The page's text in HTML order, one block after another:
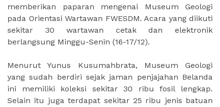
memberikan paparan mengenai Museum Geologi
pada Orientasi Wartawan FWESDM. Acara yang diikuti
sekitar 30 wartawan cetak dan elektronik
berlangsung Minggu-Senin (16-17/12).
Menurut Yunus Kusumahbrata, Museum Geologi
yang sudah berdiri sejak jaman penjajahan Belanda
ini memiliki koleksi sekitar 30 ribu fosil lengkap.
Selain itu juga terdapat sekitar 25 ribu jenis batuan